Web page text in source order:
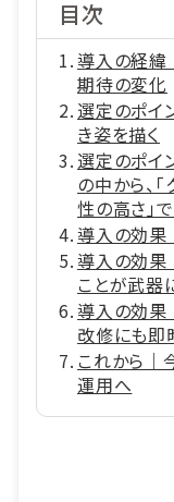
目次
導入の経緯
期待の変化
選定のポイ
き姿を描く
選定のポイ
の中から、
性の高さ」
導入の効果
導入の効果
ことが武器
導入の効果
改修にも即
これから｜
運用へ